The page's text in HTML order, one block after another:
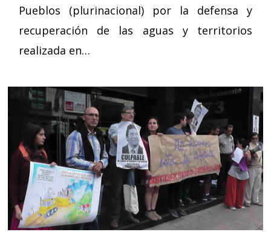
Pueblos (plurinacional) por la defensa y
recuperación de las aguas y territorios
realizada en…